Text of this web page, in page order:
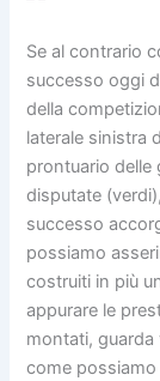
Se al contrario
successo oggi
della
laterale sinistra
prontuario delle
disputate
successo
possiamo
costruiti in più
appurare le
montati,
come possiamo